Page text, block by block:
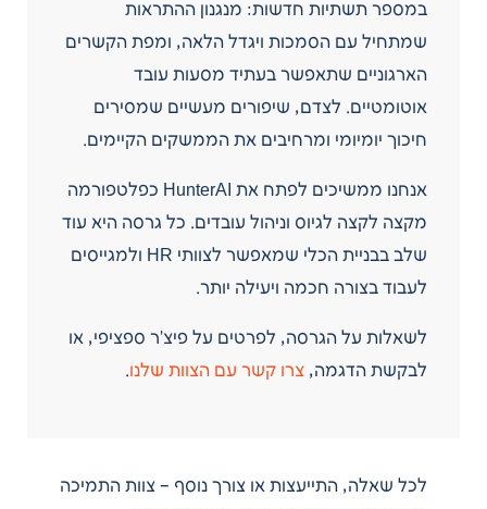
במספר תשתיות חדשות: מנגנון ההתראות
שמתחיל עם הסמכות ויגדל הלאה, ומפת הקשרים
הארגוניים שתאפשר בעתיד מסעות עובד
אוטומטיים. לצדם, שיפורים מעשיים שמסירים
חיכוך יומיומי ומרחיבים את הממשקים הקיימים.
אנחנו ממשיכים לפתח את HunterAI כפלטפורמה
מקצה לקצה לגיוס וניהול עובדים. כל גרסה היא עוד
שלב בבניית הכלי שמאפשר לצוותי HR ולמגייסים
לעבוד בצורה חכמה ויעילה יותר.
לשאלות על הגרסה, לפרטים על פיצ’ר ספציפי, או
לבקשת הדגמה, צרו קשר עם הצוות שלנו.
לכל שאלה, התייעצות או צורך נוסף – צוות התמיכה